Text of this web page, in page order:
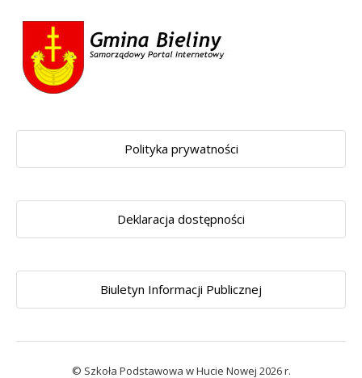
Polityka prywatności
Deklaracja dostępności
Biuletyn Informacji Publicznej
© Szkoła Podstawowa w Hucie Nowej 2026 r.